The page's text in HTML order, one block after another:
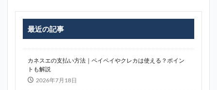
最近の記事
カネスエの支払い方法｜ペイペイやクレカは使える？ポイン
トも解説
2026年7月18日